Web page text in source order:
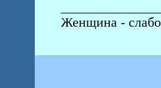
Женщина -